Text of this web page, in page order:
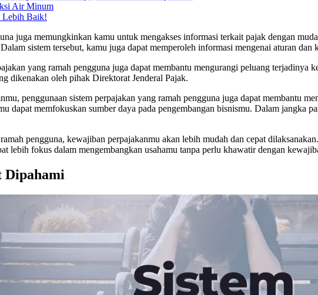
Air Minum
Lebih Baik!
juga memungkinkan kamu untuk mengakses informasi terkait pajak dengan
sistem tersebut, kamu juga dapat memperoleh informasi mengenai aturan dan
yang ramah pengguna juga dapat membantu mengurangi peluang terjadinya
dikenakan oleh pihak Direktorat Jenderal Pajak.
penggunaan sistem perpajakan yang ramah pengguna juga dapat membantu
dapat memfokuskan sumber daya pada pengembangan bisnismu. Dalam jangka
pengguna, kewajiban perpajakanmu akan lebih mudah dan cepat
lebih fokus dalam mengembangkan usahamu tanpa perlu khawatir dengan
Dipahami